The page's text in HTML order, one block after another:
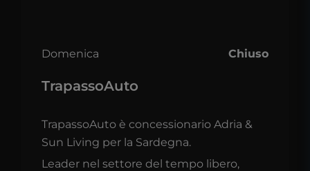
Domenica Chiuso
TrapassoAuto
TrapassoAuto è concessionario Adria &
Sun Living per la Sardegna.
Leader nel settore del tempo libero,